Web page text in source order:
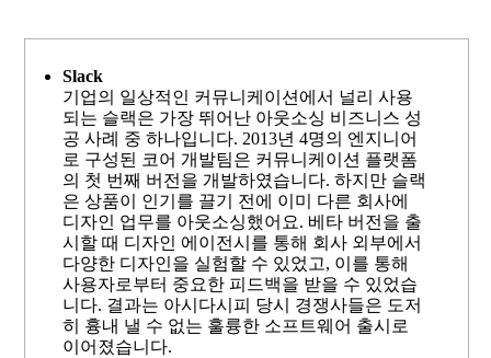
Slack
기업의 일상적인 커뮤니케이션에서 널리 사용
되는 슬랙은 가장 뛰어난 아웃소싱 비즈니스 성
공 사례 중 하나입니다. 2013년 4명의 엔지니어
로 구성된 코어 개발팀은 커뮤니케이션 플랫폼
의 첫 번째 버전을 개발하였습니다. 하지만 슬랙
은 상품이 인기를 끌기 전에 이미 다른 회사에
디자인 업무를 아웃소싱했어요. 베타 버전을 출
시할 때 디자인 에이전시를 통해 회사 외부에서
다양한 디자인을 실험할 수 있었고, 이를 통해
사용자로부터 중요한 피드백을 받을 수 있었습
니다. 결과는 아시다시피 당시 경쟁사들은 도저
히 흉내 낼 수 없는 훌륭한 소프트웨어 출시로
이어졌습니다.